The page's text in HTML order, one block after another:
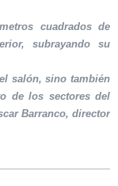
cuadrados de
subrayando su
salón, sino también
de los sectores del
Barranco, director